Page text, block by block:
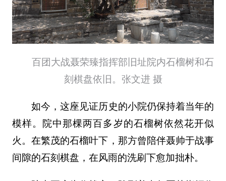
百团大战聂荣臻指挥部旧址院内石榴树和石
刻棋盘依旧。张文进 摄
如今，这座见证历史的小院仍保持着当年的
模样。院中那棵两百多岁的石榴树依然花开似
火。在繁茂的石榴叶下，那方曾陪伴聂帅于战事
间隙的石刻棋盘，在风雨的洗刷下愈加拙朴。